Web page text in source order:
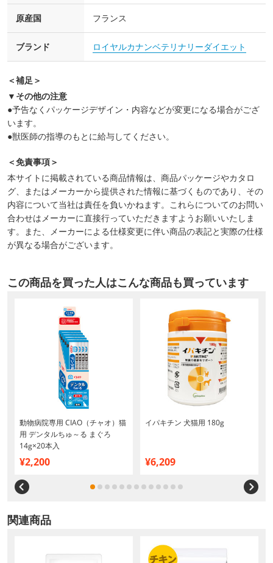
原産国 フランス
ブランド ロイヤルカナンベテリナリーダイエット
＜補足＞
▼その他の注意
●予告なくパッケージデザイン・内容などが変更になる場合がござ
います。
●獣医師の指導のもとに給与してください。
＜免責事項＞
本サイトに掲載されている商品情報は、商品パッケージやカタロ
グ、またはメーカーから提供された情報に基づくものであり、その
内容について当社は責任を負いかねます。これらについてのお問い
合わせはメーカーに直接行っていただきますようお願いいたしま
す。また、メーカーによる仕様変更に伴い商品の表記と実際の仕様
が異なる場合がございます。
この商品を買った人はこんな商品も買っています
動物病院専用 CIAO（チャオ）猫
用 デンタルちゅ～る まぐろ
14g×20本入
¥2,200
イパキチン 犬猫用 180g
¥6,209
関連商品